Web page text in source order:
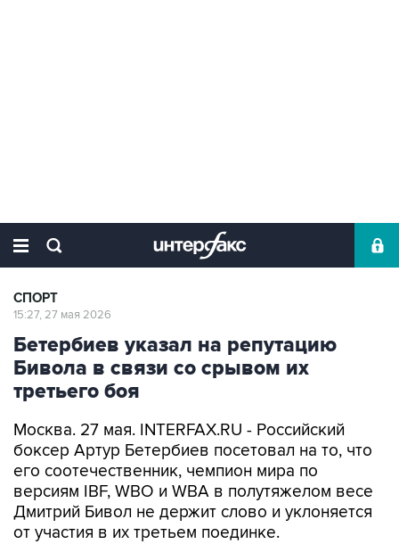
СПОРТ
15:27, 27 мая 2026
Бетербиев указал на репутацию
Бивола в связи со срывом их
третьего боя
Москва. 27 мая. INTERFAX.RU - Российский
боксер Артур Бетербиев посетовал на то, что
его соотечественник, чемпион мира по
версиям IBF, WBO и WBA в полутяжелом весе
Дмитрий Бивол не держит слово и уклоняется
от участия в их третьем поединке.